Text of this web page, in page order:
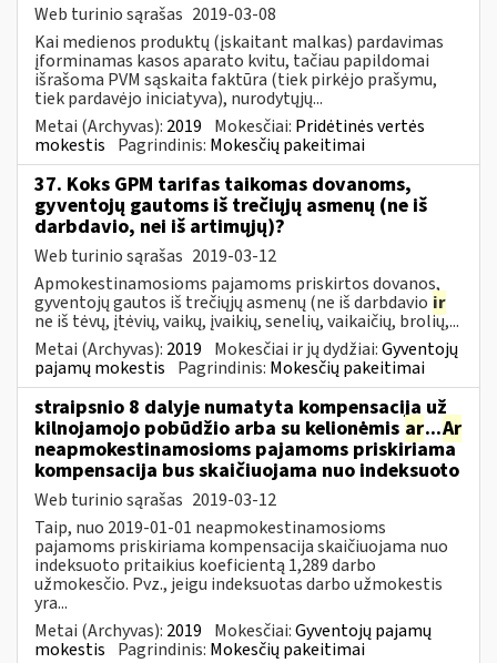
Web turinio sąrašas 2019-03-08
Kai medienos produktų (įskaitant malkas) pardavimas
įforminamas kasos aparato kvitu, tačiau papildomai
išrašoma PVM sąskaita faktūra (tiek pirkėjo prašymu,
tiek pardavėjo iniciatyva), nurodytųjų...
Metai (Archyvas): 2019 Mokesčiai: Pridėtinės vertės
mokestis Pagrindinis: Mokesčių pakeitimai
37. Koks GPM tarifas taikomas dovanoms,
gyventojų gautoms iš trečiųjų asmenų (ne iš
darbdavio, nei iš artimųjų)?
Web turinio sąrašas 2019-03-12
Apmokestinamosioms pajamoms priskirtos dovanos,
gyventojų gautos iš trečiųjų asmenų (ne iš darbdavio ir
ne iš tėvų, įtėvių, vaikų, įvaikių, senelių, vaikaičių, brolių,...
Metai (Archyvas): 2019 Mokesčiai ir jų dydžiai:Gyventojų
pajamų mokestis Pagrindinis: Mokesčių pakeitimai
straipsnio 8 dalyje numatyta kompensacija už
kilnojamojo pobūdžio arba su kelionėmis ar...Ar
neapmokestinamosioms pajamoms priskiriama
kompensacija bus skaičiuojama nuo indeksuoto
Web turinio sąrašas 2019-03-12
Taip, nuo 2019-01-01 neapmokestinamosioms
pajamoms priskiriama kompensacija skaičiuojama nuo
indeksuoto pritaikius koeficientą 1,289 darbo
užmokesčio. Pvz., jeigu indeksuotas darbo užmokestis
yra...
Metai (Archyvas): 2019 Mokesčiai:Gyventojų pajamų
mokestis Pagrindinis: Mokesčių pakeitimai